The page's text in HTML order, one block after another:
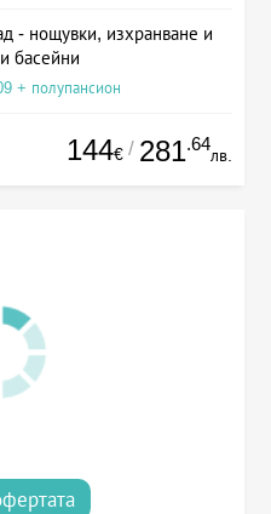
- нощувки, изхранване и
басейни
+ полупансион
144€ / 281.64
лв.